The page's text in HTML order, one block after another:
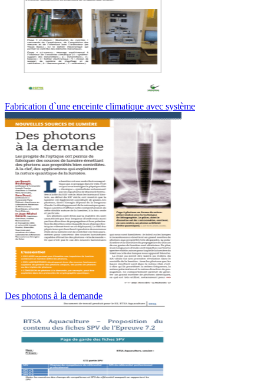
Fabrication d`une enceinte climatique avec système
Des photons à la demande